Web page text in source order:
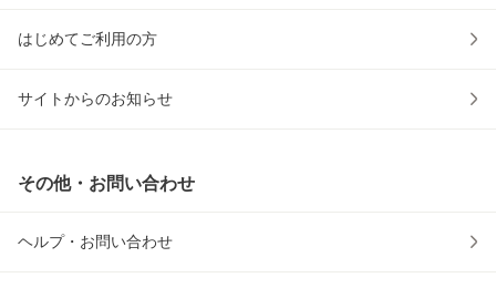
はじめてご利用の方
サイトからのお知らせ
その他・お問い合わせ
ヘルプ・お問い合わせ